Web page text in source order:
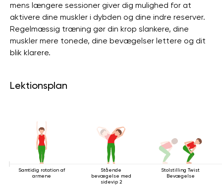
mens længere sessioner giver dig mulighed for at
aktivere dine muskler i dybden og dine indre reserver.
Regelmæssig træning gør din krop slankere, dine
muskler mere tonede, dine bevægelser lettere og dit
blik klarere.
Lektionsplan
Samtidig rotation af
armene
Stående
bevægelse med
sidevip 2
Stolstilling Twist
Bevægelse